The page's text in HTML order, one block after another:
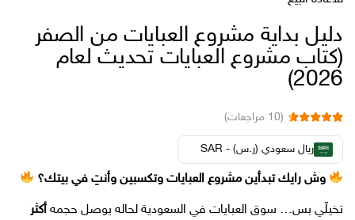
دليل بداية مشروع العبايات من الصفر
(كتاب مشروع العبايات تحديث لعام
2026)
من 5
بناءً على
تقييمعملاء
(
10 مراجعات)
ريال سعودي (ر.س) - SAR
وش رايك تبدأين مشروع العبايات وتكسبين وأنتِ في بيتك؟
تخيلّي بس… سوق العبايات في السعودية لحاله يوصل حجمه أكثر